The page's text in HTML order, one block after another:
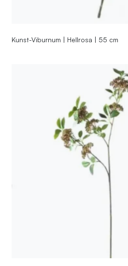
Kunst-Viburnum | Hellrosa | 55 cm